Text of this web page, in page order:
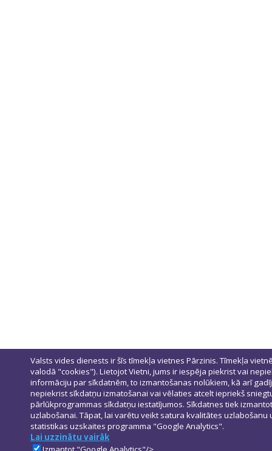
Valsts vides dienests ir šīs tīmekļa vietnes Pārzinis. Tīmekļa
valodā "cookies"). Lietojot Vietni, jums ir iespēja piekrist vai
informāciju par sīkdatnēm, to izmantošanas nolūkiem, kā arī
nepiekrist sīkdatņu izmatošanai vai vēlaties atcelt iepriekš
pārlūkprogrammas sīkdatņu iestatījumos. Sīkdatnes tiek
uzlabošanai. Tāpat, lai varētu veikt satura kvalitātes
statistikas uzskaites programma "Google Analytics".
Lai uzzinātu vairāk